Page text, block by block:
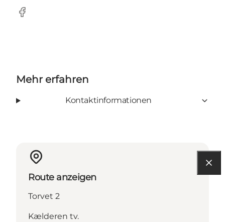
facebook
Mehr erfahren
Kontaktinformationen
Route anzeigen
Torvet 2
Kælderen tv.